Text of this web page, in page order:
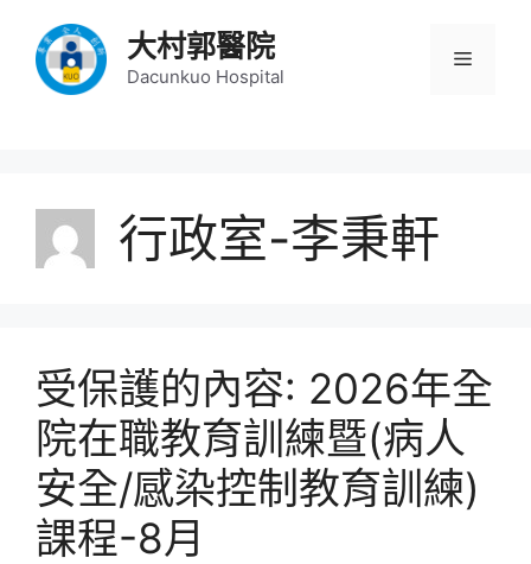
大村郭醫院
Dacunkuo Hospital
選
行政室-李秉軒
受保護的內容: 2026年全
院在職教育訓練暨(病人
安全/感染控制教育訓練)
課程-8月